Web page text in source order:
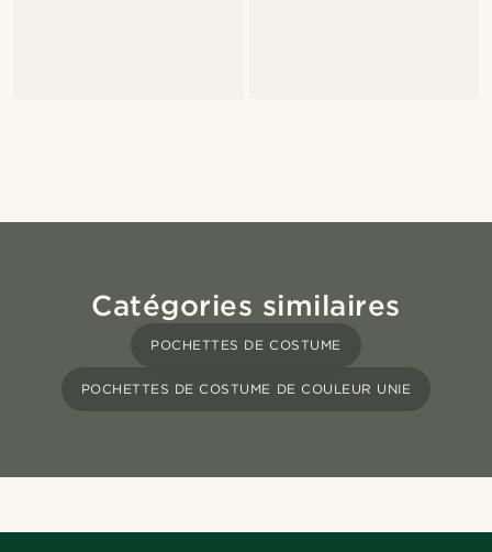
Catégories similaires
POCHETTES DE COSTUME
POCHETTES DE COSTUME DE COULEUR UNIE